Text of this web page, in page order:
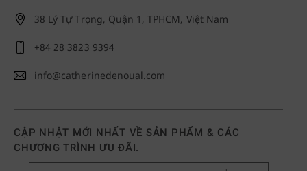
38 Lý Tự Trọng, Quận 1, TPHCM, Việt Nam
+84 28 3823 9394
info@catherinedenoual.com
CẬP NHẬT MỚI NHẤT VỀ SẢN PHẨM & CÁC
CHƯƠNG TRÌNH ƯU ĐÃI.